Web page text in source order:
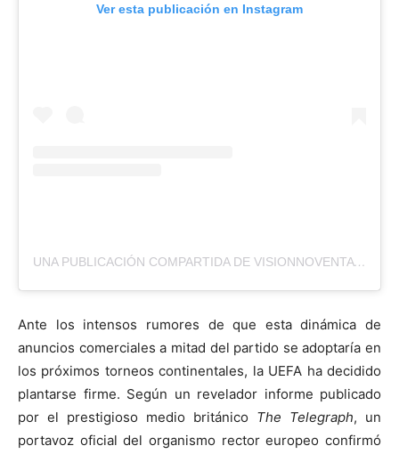
Ver esta publicación en Instagram
UNA PUBLICACIÓN COMPARTIDA DE VISIONNOVENTA (@VISIONNOVENTA)
Ante los intensos rumores de que esta dinámica de
anuncios comerciales a mitad del partido se adoptaría en
los próximos torneos continentales, la UEFA ha decidido
plantarse firme. Según un revelador informe publicado
por el prestigioso medio británico The Telegraph, un
portavoz oficial del organismo rector europeo confirmó